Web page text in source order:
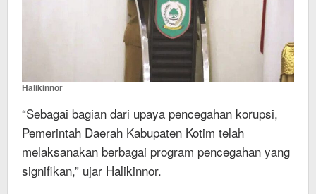
Halikinnor
“Sebagai bagian dari upaya pencegahan korupsi,
Pemerintah Daerah Kabupaten Kotim telah
melaksanakan berbagai program pencegahan yang
signifikan,” ujar Halikinnor.